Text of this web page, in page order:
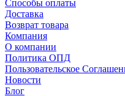
Способы оплаты
Доставка
Возврат товара
Компания
О компании
Политика ОПД
Пользовательское
Новости
Блог